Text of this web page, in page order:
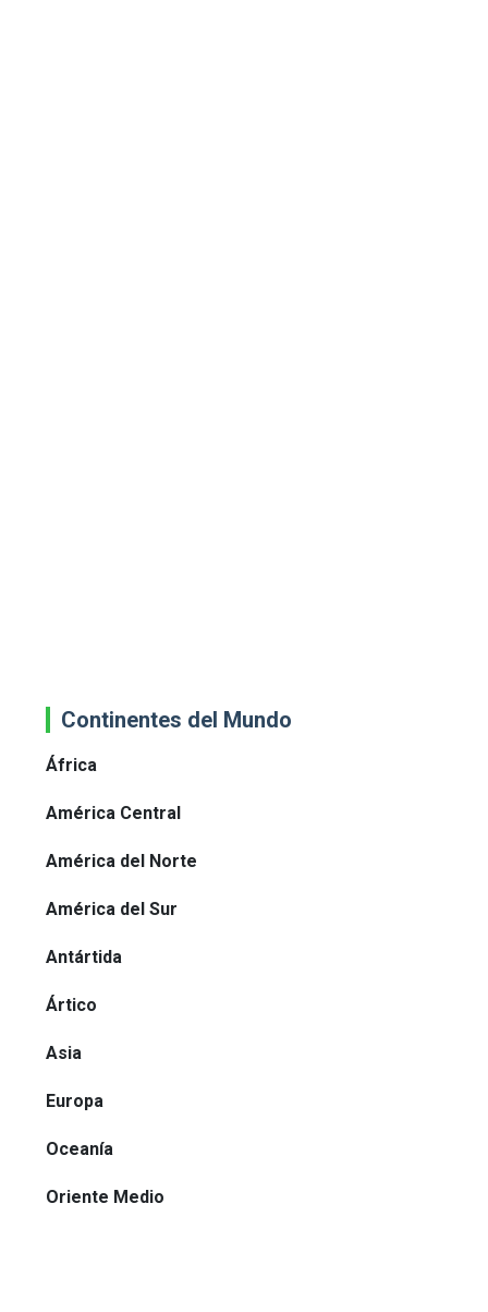
Continentes del Mundo
África
América Central
América del Norte
América del Sur
Antártida
Ártico
Asia
Europa
Oceanía
Oriente Medio